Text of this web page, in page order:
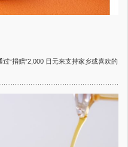
“捐赠”2,000 日元来支持家乡或喜欢的